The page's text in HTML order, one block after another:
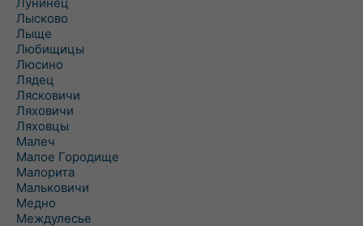
Лысково
Лыще
Любищицы
Люсино
Лядец
Лясковичи
Ляховичи
Ляховцы
Малеч
Малое Городище
Малорита
Мальковичи
Медно
Междулесье